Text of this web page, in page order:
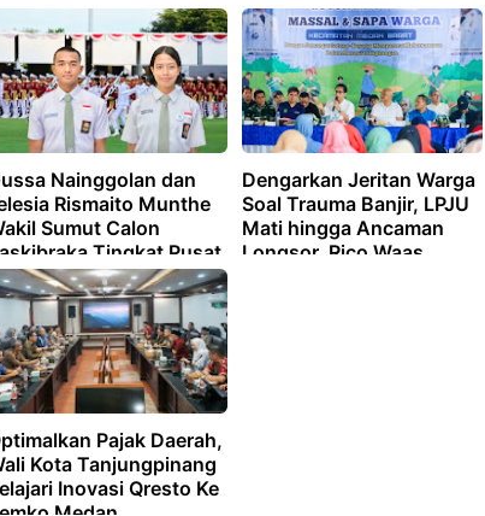
Daftar Namanya
Nainggolan dan
Rismaito Munthe
Sumut Calon
Tingkat Pusat
Dengarkan Jeritan Warga
Soal Trauma Banjir, LPJU
Mati hingga Ancaman
Longsor, Rico Waas
Pajak Daerah,
Kota Tanjungpinang
Inovasi Qresto Ke